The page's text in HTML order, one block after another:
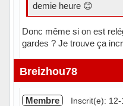
demie heure 😊
Donc même si on est
gardes ? Je trouve ça
Hors ligne
Breizhou78
Membre Inscrit(e):